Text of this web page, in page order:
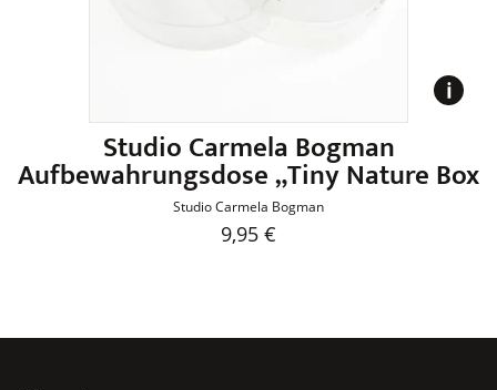
Studio Carmela Bogman
Aufbewahrungsdose „Tiny Nature Box
Studio Carmela Bogman
9,95 €